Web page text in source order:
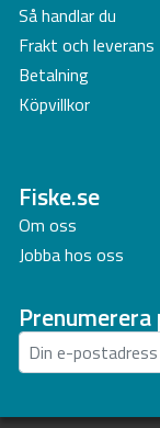
Så handlar du
Frakt och leverans
Betalning
Köpvillkor
Fiske.se
Om oss
Jobba hos oss